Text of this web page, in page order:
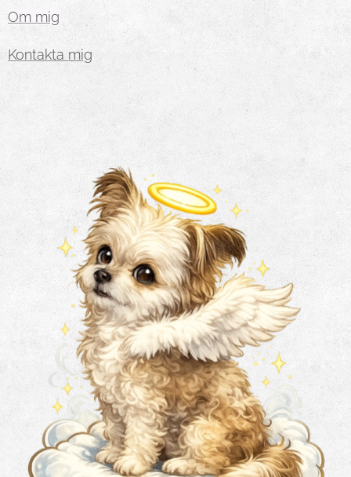
Om mig
Kontakta mig